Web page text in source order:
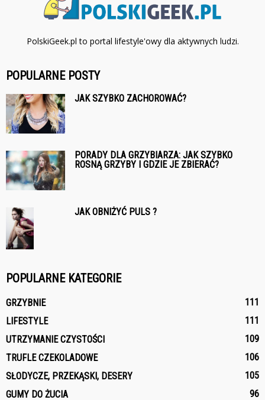
PolskiGeek.pl to portal lifestyle'owy dla aktywnych ludzi.
POPULARNE POSTY
JAK SZYBKO ZACHOROWAĆ?
PORADY DLA GRZYBIARZA: JAK SZYBKO
ROSNĄ GRZYBY I GDZIE JE ZBIERAĆ?
JAK OBNIŻYĆ PULS ?
POPULARNE KATEGORIE
GRZYBNIE
111
LIFESTYLE
111
UTRZYMANIE CZYSTOŚCI
109
TRUFLE CZEKOLADOWE
106
SŁODYCZE, PRZEKĄSKI, DESERY
105
GUMY DO ŻUCIA
96